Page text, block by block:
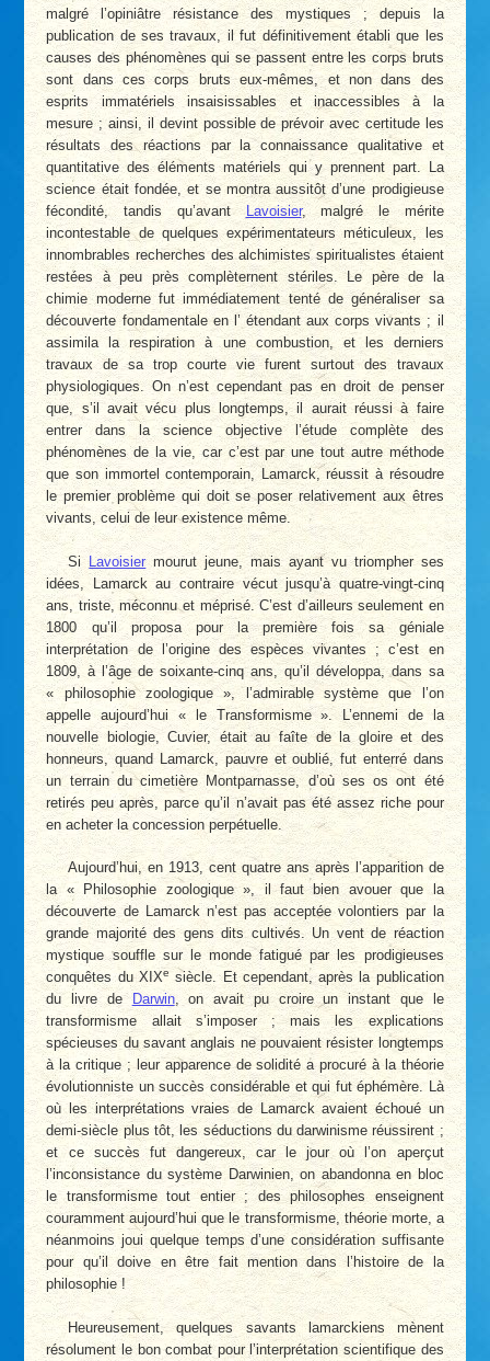
malgré l’opiniâtre résistance des mystiques ; depuis la
publication de ses travaux, il fut définitivement établi que les
causes des phénomènes qui se passent entre les corps bruts
sont dans ces corps bruts eux-mêmes, et non dans des
esprits immatériels insaisissables et inaccessibles à la
mesure ; ainsi, il devint possible de prévoir avec certitude les
résultats des réactions par la connaissance qualitative et
quantitative des éléments matériels qui y prennent part. La
science était fondée, et se montra aussitôt d’une prodigieuse
fécondité, tandis qu’avant Lavoisier, malgré le mérite
incontestable de quelques expérimentateurs méticuleux, les
innombrables recherches des alchimistes spiritualistes étaient
restées à peu près complèternent stériles. Le père de la
chimie moderne fut immédiatement tenté de généraliser sa
découverte fondamentale en l’ étendant aux corps vivants ; il
assimila la respiration à une combustion, et les derniers
travaux de sa trop courte vie furent surtout des travaux
physiologiques. On n’est cependant pas en droit de penser
que, s’il avait vécu plus longtemps, il aurait réussi à faire
entrer dans la science objective l’étude complète des
phénomènes de la vie, car c’est par une tout autre méthode
que son immortel contemporain, Lamarck, réussit à résoudre
le premier problème qui doit se poser relativement aux êtres
vivants, celui de leur existence même.
Si Lavoisiermourut jeune, mais ayant vu triompher ses
idées, Lamarck au contraire vécut jusqu’à quatre-vingt-cinq
ans, triste, méconnu et méprisé. C’est d’ailleurs seulement en
1800 qu’il proposa pour la première fois sa géniale
interprétation de l’origine des espèces vivantes ; c’est en
1809, à l’âge de soixante-cinq ans, qu’il développa, dans sa
« philosophie zoologique », l’admirable système que l’on
appelle aujourd’hui « le Transformisme ». L’ennemi de la
nouvelle biologie, Cuvier, était au faîte de la gloire et des
honneurs, quand Lamarck, pauvre et oublié, fut enterré dans
un terrain du cimetière Montparnasse, d’où ses os ont été
retirés peu après, parce qu’il n’avait pas été assez riche pour
en acheter la concession perpétuelle.
Aujourd’hui, en 1913, cent quatre ans après l’apparition de
la « Philosophie zoologique », il faut bien avouer que la
découverte de Lamarck n’est pas acceptée volontiers par la
grande majorité des gens dits cultivés. Un vent de réaction
mystique souffle sur le monde fatigué par les prodigieuses
conquêtes du XIXe siècle. Et cependant, après la publication
du livre de Darwin, on avait pu croire un instant que le
transformisme allait s’imposer ; mais les explications
spécieuses du savant anglais ne pouvaient résister longtemps
à la critique ; leur apparence de solidité a procuré à la théorie
évolutionniste un succès considérable et qui fut éphémère. Là
où les interprétations vraies de Lamarck avaient échoué un
demi-siècle plus tôt, les séductions du darwinisme réussirent ;
et ce succès fut dangereux, car le jour où l’on aperçut
l’inconsistance du système Darwinien, on abandonna en bloc
le transformisme tout entier ; des philosophes enseignent
couramment aujourd’hui que le transformisme, théorie morte, a
néanmoins joui quelque temps d’une considération suffisante
pour qu’il doive en être fait mention dans l’histoire de la
philosophie !
Heureusement, quelques savants lamarckiens mènent
résolument le bon combat pour l’interprétation scientifique des